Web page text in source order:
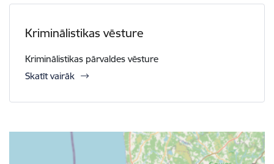
Kriminālistikas vēsture
Kriminālistikas pārvaldes vēsture
Skatīt vairāk